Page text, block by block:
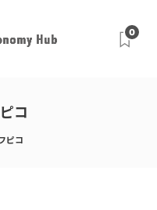
0
コ
ピコ